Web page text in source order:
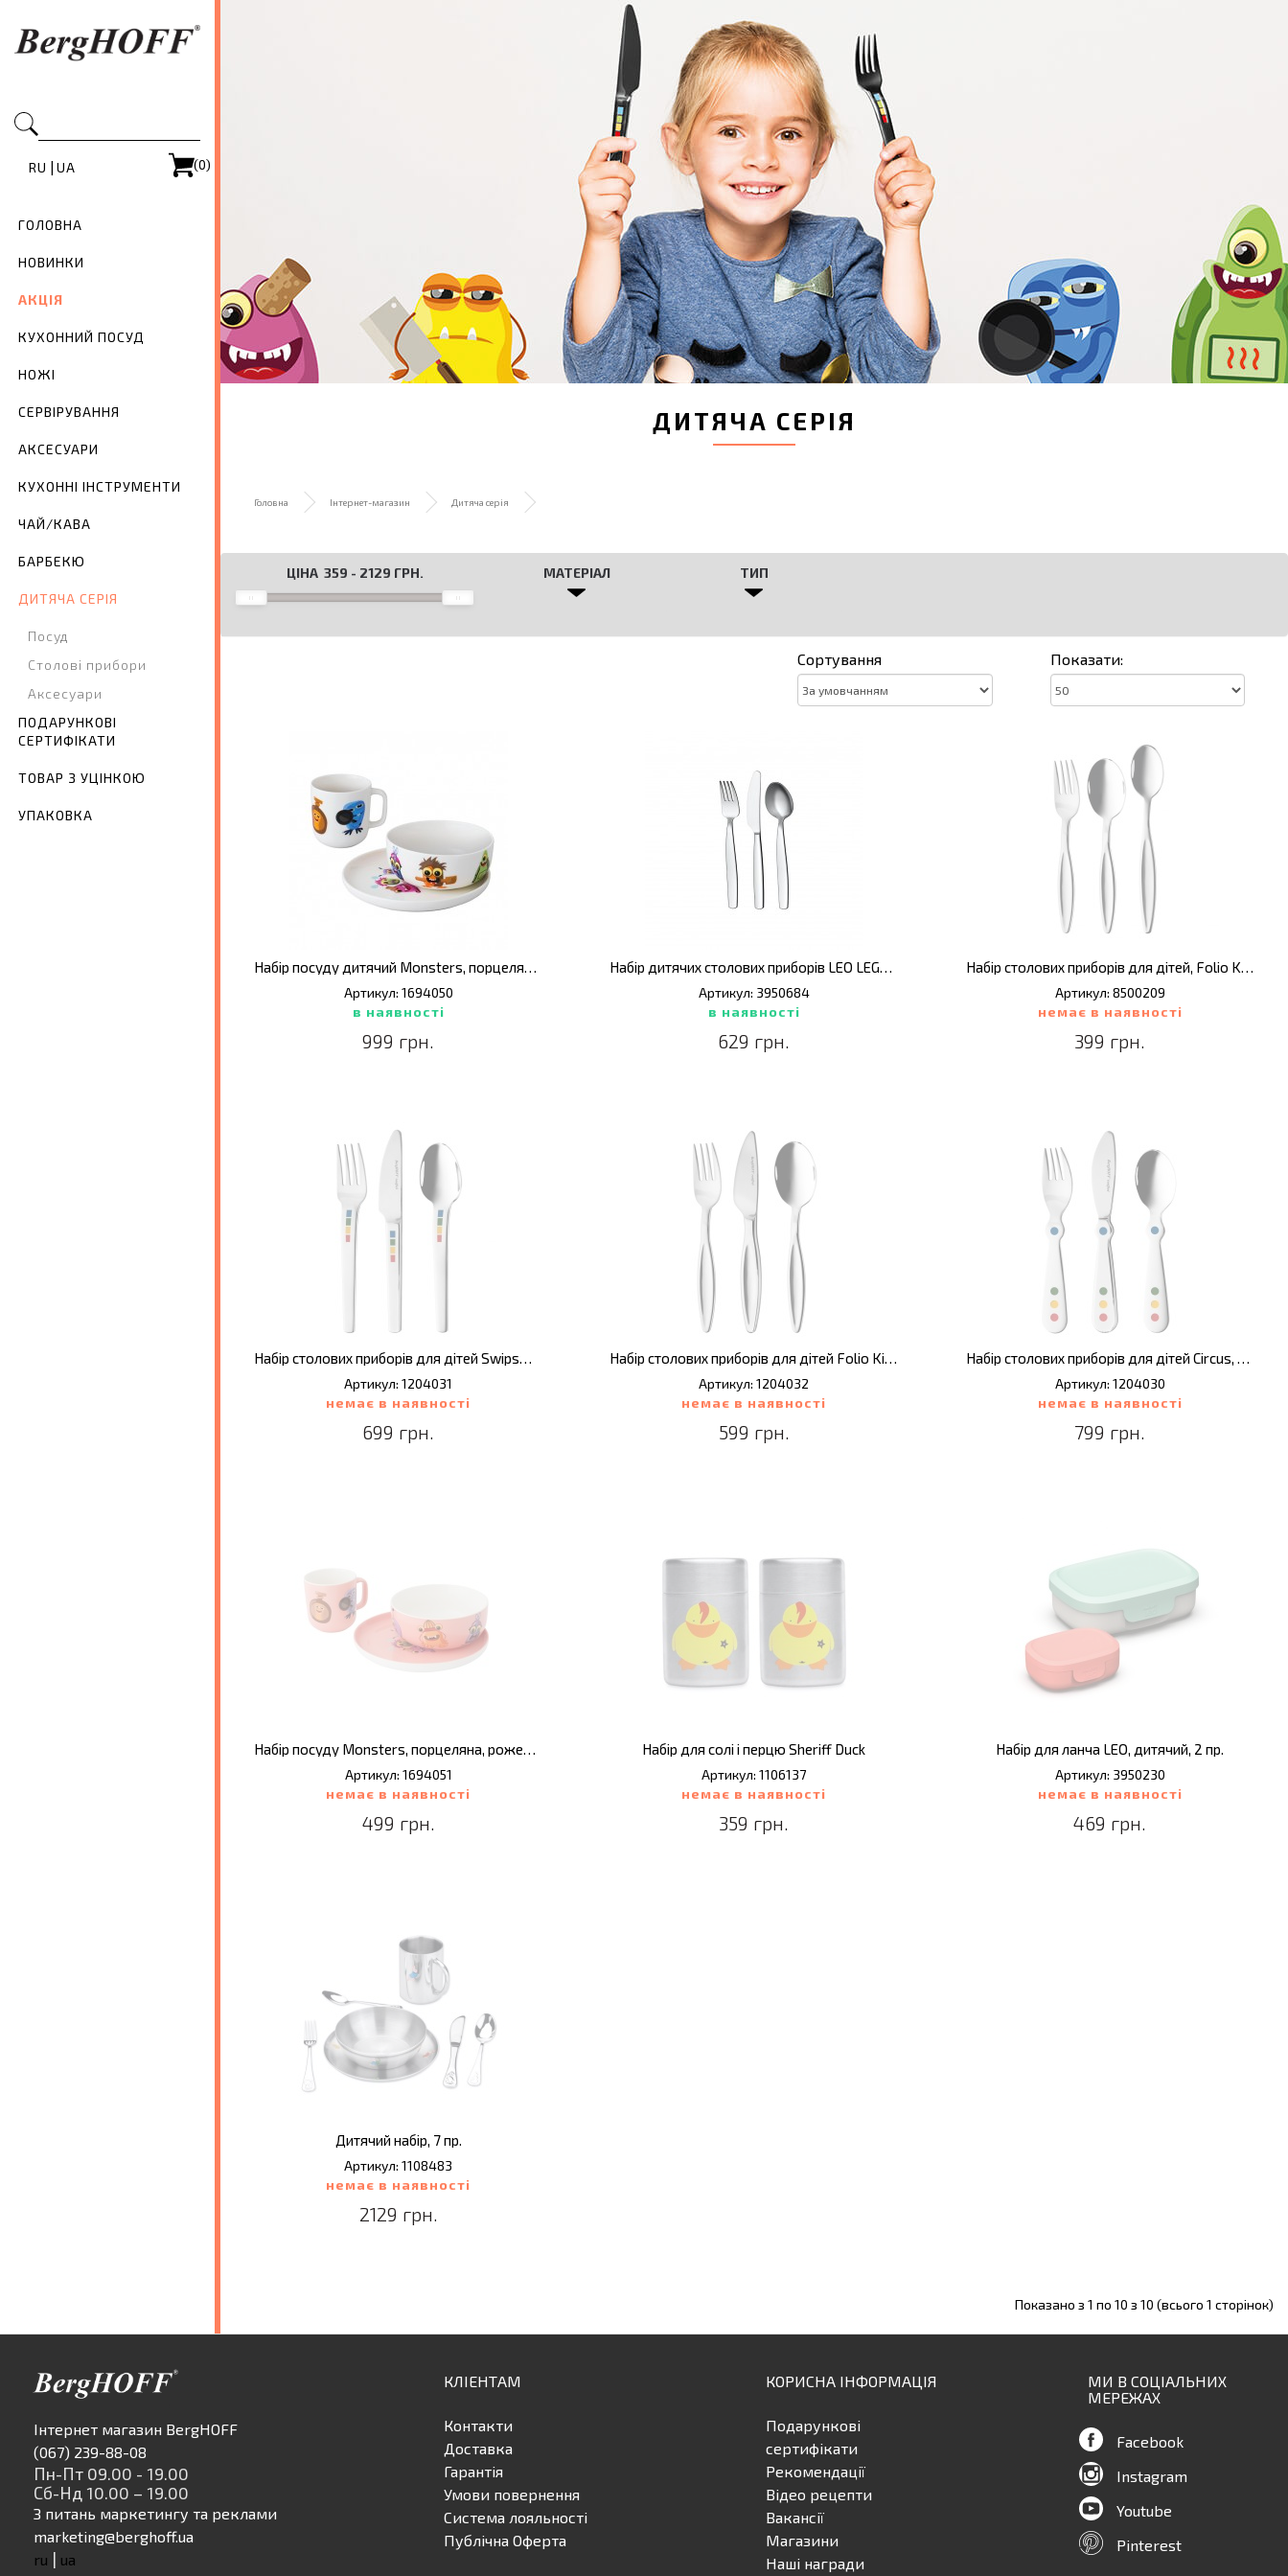
RU | UA (0)
ГОЛОВНА
НОВИНКИ
АКЦІЯ
КУХОННИЙ ПОСУД
НОЖІ
СЕРВІРУВАННЯ
АКСЕСУАРИ
КУХОННІ ІНСТРУМЕНТИ
ЧАЙ/КАВА
БАРБЕКЮ
ДИТЯЧА СЕРІЯ
Посуд
Столові прибори
Аксесуари
ПОДАРУНКОВІ
СЕРТИФІКАТИ
ТОВАР З УЦІНКОЮ
УПАКОВКА
ДИТЯЧА СЕРІЯ
Головна Інтернет-магазин Дитяча серія
ЦІНА 359 - 2129 ГРН. МАТЕРІАЛ ТИП
Сортування Показати:
Набір посуду дитячий Monsters, порцеляна, 3 пр.
Артикул: 1694050
в наявності
999 грн.
Набір дитячих столових приборів LEO LEGACY, 3 пр.
Артикул: 3950684
в наявності
629 грн.
Набір столових приборів для дітей, Folio Kids, 3 пр.
Артикул: 8500209
немає в наявності
399 грн.
Набір столових приборів для дітей Swipswap, 3 пр.
Артикул: 1204031
немає в наявності
699 грн.
Набір столових приборів для дітей Folio Kids, 3 пр.
Артикул: 1204032
немає в наявності
599 грн.
Набір столових приборів для дітей Circus, 3 пр.
Артикул: 1204030
немає в наявності
799 грн.
Набір посуду Monsters, порцеляна, рожевий, 3 пр.
Артикул: 1694051
немає в наявності
499 грн.
Набір для солі і перцю Sheriff Duck
Артикул: 1106137
немає в наявності
359 грн.
Набір для ланча LEO, дитячий, 2 пр.
Артикул: 3950230
немає в наявності
469 грн.
Дитячий набір, 7 пр.
Артикул: 1108483
немає в наявності
2129 грн.
Показано з 1 по 10 з 10 (всього 1 сторінок)
Інтернет магазин BergHOFF
(067) 239-88-08
Пн-Пт 09.00 - 19.00
Сб-Нд 10.00 – 19.00
З питань маркетингу та реклами
marketing@berghoff.ua
ru | ua
КЛІЕНТАМ
Контакти
Доставка
Гарантія
Умови повернення
Система лояльності
Публічна Оферта
КОРИСНА ІНФОРМАЦІЯ
Подарункові
сертифікати
Рекомендації
Відео рецепти
Вакансії
Магазини
Наші награди
МИ В СОЦІАЛЬНИХ
МЕРЕЖАХ
Facebook
Instagram
Youtube
Pinterest